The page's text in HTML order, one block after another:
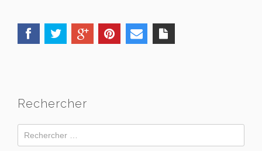
Rechercher